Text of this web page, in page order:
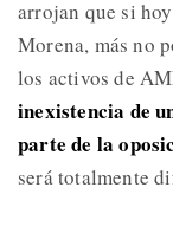
arrojan que si
Morena, más no
los activos de
inexistencia de
parte de la
será totalmente